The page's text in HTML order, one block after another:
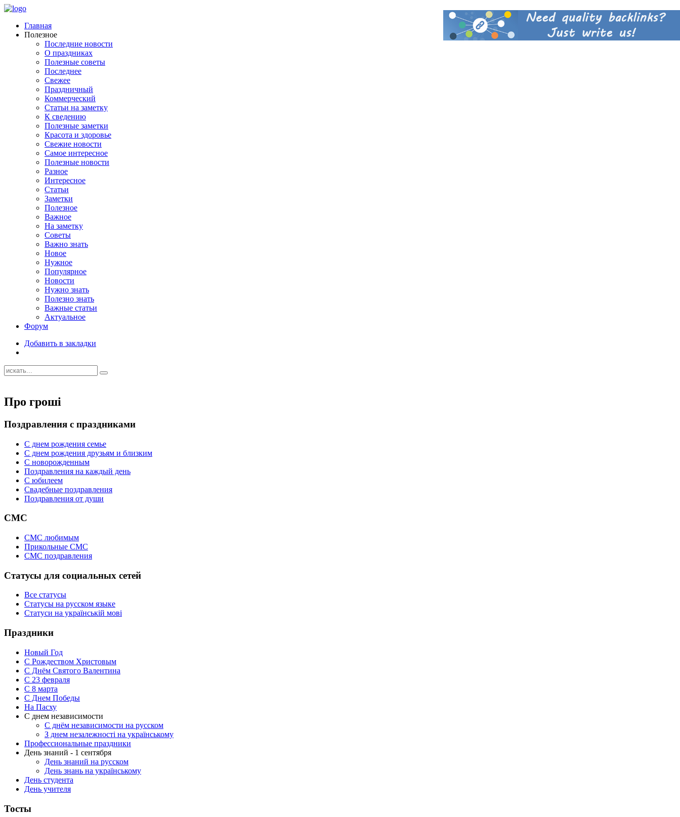
Главная
Полезное
Последние новости
О праздниках
Полезные советы
Последнее
Свежее
Праздничный
Коммерческий
Статьи на заметку
К сведению
Полезные заметки
Красота и здоровье
Свежие новости
Самое интересное
Полезные новости
Разное
Интересное
Статьи
Заметки
Полезное
Важное
На заметку
Советы
Важно знать
Новое
Нужное
Популярное
Новости
Нужно знать
Полезно знать
Важные статьи
Актуальное
Форум
Добавить в закладки
Про гроші
Поздравления с праздниками
С днем рождения семье
С днем рождения друзьям и близким
C новорожденным
Поздравления на каждый день
С юбилеем
Свадебные поздравления
Поздравления от души
СМС
СМС любимым
Прикольные СМС
СМС поздравления
Статусы для социальных сетей
Все статусы
Статусы на русском языке
Статуси на українській мові
Праздники
Новый Год
С Рождеством Христовым
С Днём Святого Валентина
С 23 февраля
C 8 марта
С Днем Победы
На Пасху
С днем независимости
С днём независимости на русском
З днем незалежності на українському
Профессиональные праздники
День знаний - 1 сентября
День знаний на русском
День знань на українському
День студента
День учителя
Тосты